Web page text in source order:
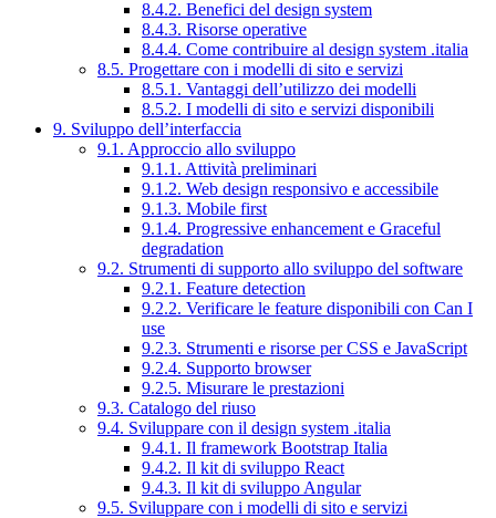
8.4.2. Benefici del design system
8.4.3. Risorse operative
8.4.4. Come contribuire al design system .italia
8.5. Progettare con i modelli di sito e servizi
8.5.1. Vantaggi dell’utilizzo dei modelli
8.5.2. I modelli di sito e servizi disponibili
9. Sviluppo dell’interfaccia
9.1. Approccio allo sviluppo
9.1.1. Attività preliminari
9.1.2. Web design responsivo e accessibile
9.1.3. Mobile first
9.1.4. Progressive enhancement e Graceful
degradation
9.2. Strumenti di supporto allo sviluppo del software
9.2.1. Feature detection
9.2.2. Verificare le feature disponibili con Can I
use
9.2.3. Strumenti e risorse per CSS e JavaScript
9.2.4. Supporto browser
9.2.5. Misurare le prestazioni
9.3. Catalogo del riuso
9.4. Sviluppare con il design system .italia
9.4.1. Il framework Bootstrap Italia
9.4.2. Il kit di sviluppo React
9.4.3. Il kit di sviluppo Angular
9.5. Sviluppare con i modelli di sito e servizi